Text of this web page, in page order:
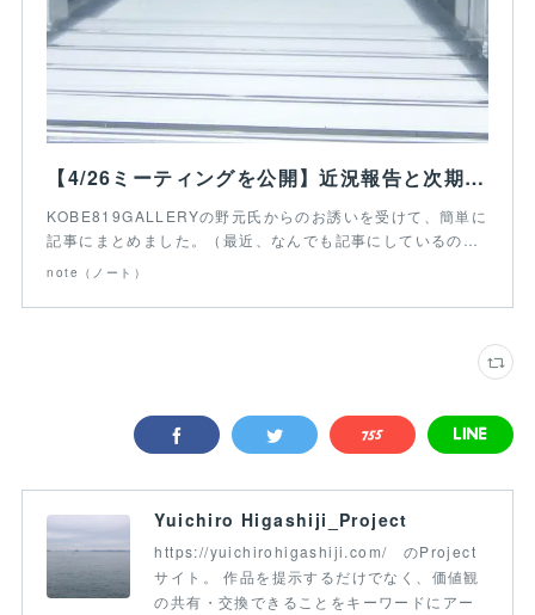
【4/26ミーティングを公開】近況報告と次期プロジェクトのミーティング｜Yuichiro Higshiji_write｜note
KOBE819GALLERYの野元氏からのお誘いを受けて、簡単に
記事にまとめました。（最近、なんでも記事にしているの…
note（ノート）
Yuichiro Higashiji_Project
https://yuichirohigashiji.com/ のProject
サイト。 作品を提示するだけでなく、価値観
の共有・交換できることをキーワードにアー